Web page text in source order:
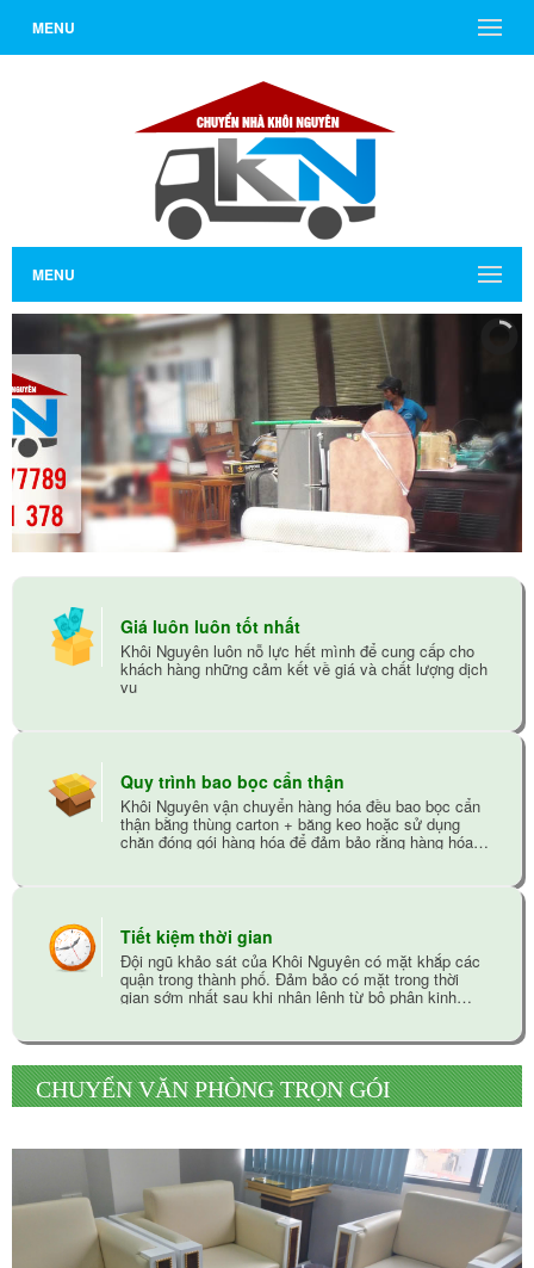
MENU
MENU
Giá luôn luôn tốt nhất
Khôi Nguyên luôn nỗ lực hết mình để cung cấp cho
khách hàng những cảm kết về giá và chất lượng dịch
vụ
Quy trình bao bọc cẩn thận
Khôi Nguyên vận chuyển hàng hóa đều bao bọc cẩn
thận bằng thùng carton + băng keo hoặc sử dụng
chăn đóng gói hàng hóa để đảm bảo rằng hàng hóa
Tiết kiệm thời gian
Đội ngũ khảo sát của Khôi Nguyên có mặt khắp các
quận trong thành phố. Đảm bảo có mặt trong thời
gian sớm nhất sau khi nhận lệnh từ bộ phận kinh
CHUYỂN VĂN PHÒNG TRỌN GÓI